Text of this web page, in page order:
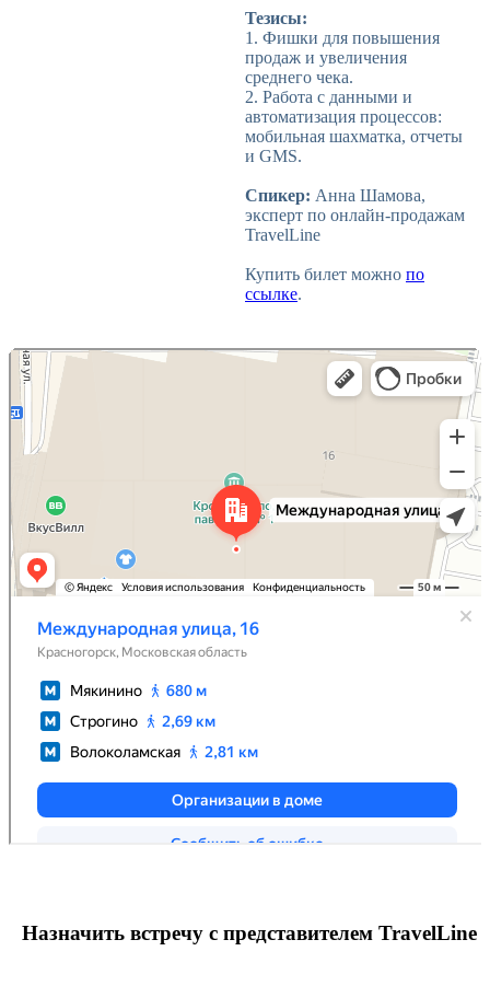
Тезисы:
1. Фишки для повышения
продаж и увеличения
среднего чека.
2. Работа с данными и
автоматизация процессов:
мобильная шахматка, отчеты
и GMS.
Спикер: Анна Шамова,
эксперт по онлайн-продажам
TravelLine
Купить билет можно по
ссылке.
Красногорск
Международная улица, 16 — Яндекс Карты
Назначить встречу с представителем TravelLine